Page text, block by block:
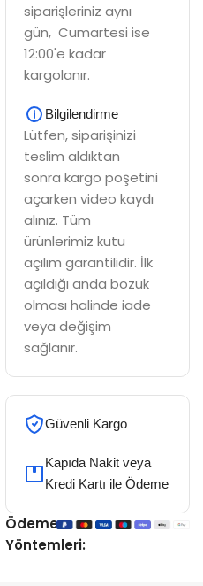
siparişleriniz aynı
gün, Cumartesi ise
12:00'e kadar
kargolanır.
Bilgilendirme
Lütfen, siparişinizi
teslim aldıktan
sonra kargo poşetini
açarken video kaydı
alınız. Tüm
ürünlerimiz kutu
açılım garantilidir. İlk
açıldığı anda bozuk
olması halinde iade
veya değişim
sağlanır.
Güvenli Kargo
Kapıda Nakit veya
Kredi Kartı ile Ödeme
Ödeme
Yöntemleri: